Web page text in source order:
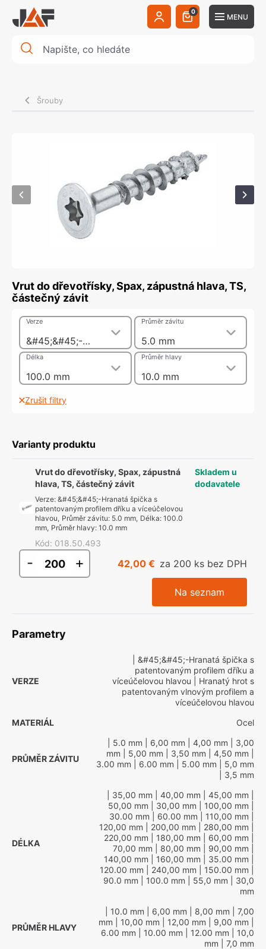
0
MENU
Šrouby
Vrut do dřevotřísky, Spax, zápustná hlava, TS,
částečný závit
&#45;&#45;-Hranatá špička s patentovaným profilem dříku a víceúčelovou hlavou
Verze
5.0 mm
Průměr závitu
100.0 mm
Délka
10.0 mm
Průměr hlavy
Zrušit filtry
Varianty produktu
Vrut do dřevotřísky, Spax, zápustná
hlava, TS, částečný závit
Verze:&#45;&#45;-Hranatá špička s
patentovaným profilem dříku a víceúčelovou
hlavou, Průměr závitu: 5.0 mm, Délka:100.0
mm, Průměr hlavy:10.0 mm
Kód: 018.50.493
Skladem u
dodavatele
- + 42,00 € za 200 ks bez DPH
Na seznam
Parametry
VERZE
| &#45;&#45;-Hranatá špička s
patentovaným profilem dříku a
víceúčelovou hlavou | Hranatý hrot s
patentovaným vlnovým profilem a
víceúčelovou hlavou
MATERIÁL
Ocel
PRŮMĚR ZÁVITU
| 5.0 mm | 6,00 mm | 4,00 mm | 3,00
mm | 5,00 mm | 3,50 mm | 4,50 mm
3.00 mm | 6.00 mm | 5.00 mm | 5,0 mm
| 3,5 mm
DÉLKA
| 35,00 mm | 40,00 mm | 45,00 mm
50,00 mm | 30,00 mm | 100,00 mm
30.00 mm | 60.00 mm | 110,00 mm
120,00 mm | 200,00 mm | 280,00 mm
220,00 mm | 180,00 mm | 60,00 mm
70,00 mm | 80,00 mm | 90,00 mm
140,00 mm | 160,00 mm | 35.00 mm
120.00 mm | 240,00 mm | 150.00 mm
90.0 mm | 100.0 mm | 55,0 mm | 30,0
mm
PRŮMĚR HLAVY
| 10.0 mm | 6,00 mm | 8,00 mm | 7,00
mm | 10,00 mm | 12,00 mm | 9,00 mm
6.00 mm | 10.00 mm | 12.00 mm | 10,0
mm | 7,0 mm